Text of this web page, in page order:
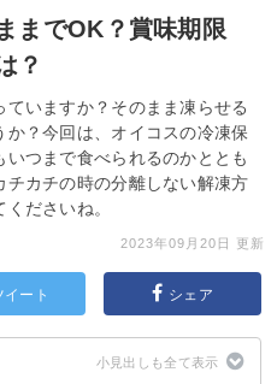
までOK？賞味期限
？
いますか？そのまま凍らせる
？今回は、オイコスの冷凍保
つまで食べられるのかととも
カチの時の分離しない解凍方
ださいね。
2023年09月20日 更新
イート シェア